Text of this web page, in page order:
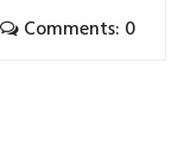
Comments: 0